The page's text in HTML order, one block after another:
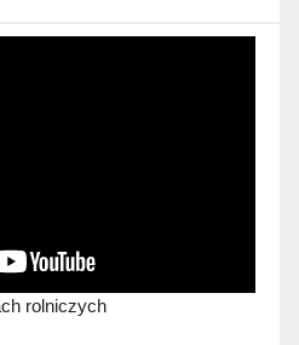
rolniczych